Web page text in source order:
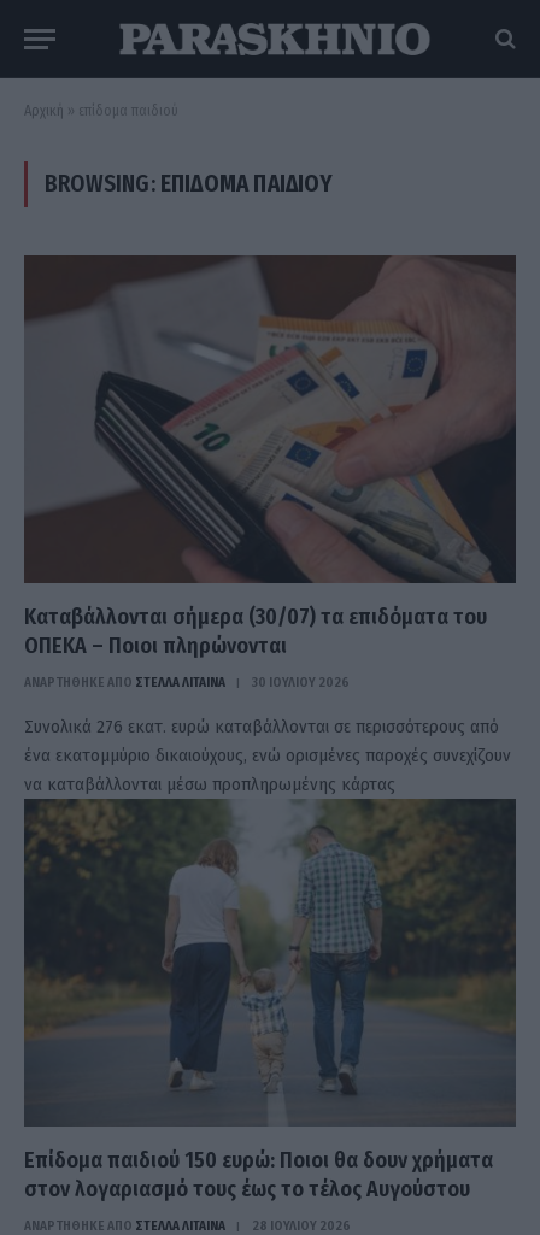
Αρχική » επίδομα παιδιού
BROWSING: ΕΠΊΔΟΜΑ ΠΑΙΔΙΟΎ
Καταβάλλονται σήμερα (30/07) τα επιδόματα του
ΟΠΕΚΑ – Ποιοι πληρώνονται
ΑΝΑΡΤΗΘΗΚΕ ΑΠΟ ΣΤΈΛΛΑ ΛΊΤΑΙΝΑ 30 ΙΟΥΛΊΟΥ 2026
Συνολικά 276 εκατ. ευρώ καταβάλλονται σε περισσότερους από
ένα εκατομμύριο δικαιούχους, ενώ ορισμένες παροχές συνεχίζουν
να καταβάλλονται μέσω προπληρωμένης κάρτας
Επίδομα παιδιού 150 ευρώ: Ποιοι θα δουν χρήματα
στον λογαριασμό τους έως το τέλος Αυγούστου
ΑΝΑΡΤΗΘΗΚΕ ΑΠΟ ΣΤΈΛΛΑ ΛΊΤΑΙΝΑ 28 ΙΟΥΛΊΟΥ 2026